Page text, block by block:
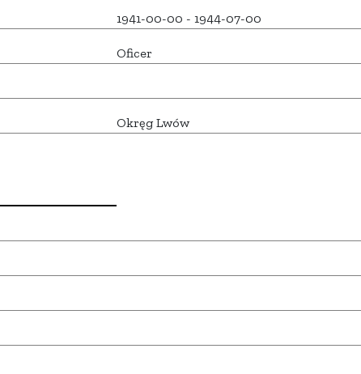
1941-00-00 - 1944-07-00
Oficer
Okręg Lwów